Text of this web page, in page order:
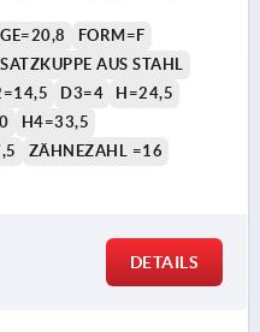
FORM=F
AUS STAHL
D3=4
H=24,5
H4=33,5
ZÄHNEZAHL =16
DETAILS